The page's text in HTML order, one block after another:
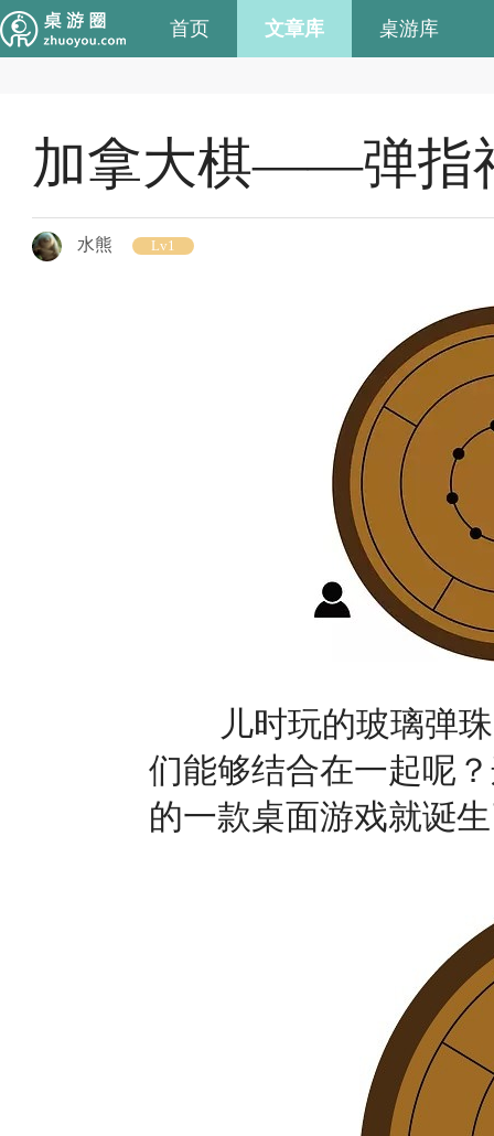
首页 文章库 桌游库
加拿大棋——弹指
水熊 Lv1
儿时玩的玻璃弹珠
们能够结合在一起呢
的一款桌面游戏就诞